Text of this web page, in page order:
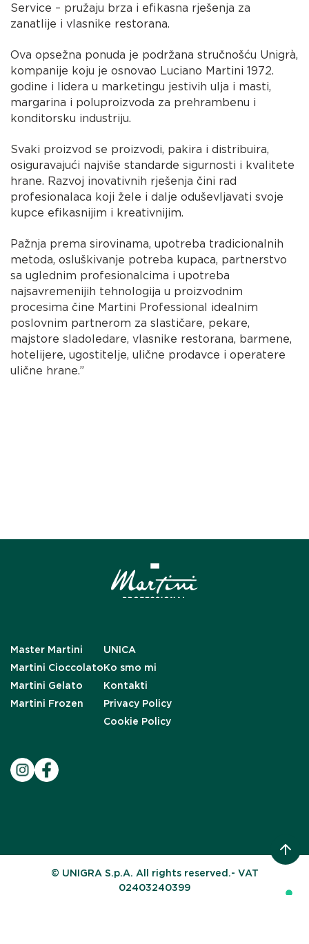
Service – pružaju brza i efikasna rješenja za
zanatlije i vlasnike restorana.
Ova opsežna ponuda je podržana stručnošću Unigrà,
kompanije koju je osnovao Luciano Martini 1972.
godine i lidera u marketingu jestivih ulja i masti,
margarina i poluproizvoda za prehrambenu i
konditorsku industriju.
Svaki proizvod se proizvodi, pakira i distribuira,
osiguravajući najviše standarde sigurnosti i kvalitete
hrane. Razvoj inovativnih rješenja čini rad
profesionalaca koji žele i dalje oduševljavati svoje
kupce efikasnijim i kreativnijim.
Pažnja prema sirovinama, upotreba tradicionalnih
metoda, osluškivanje potreba kupaca, partnerstvo
sa uglednim profesionalcima i upotreba
najsavremenijih tehnologija u proizvodnim
procesima čine Martini Professional idealnim
poslovnim partnerom za slastičare, pekare,
majstore sladoledare, vlasnike restorana, barmene,
hotelijere, ugostitelje, ulične prodavce i operatere
ulične hrane.”
Master Martini
Martini Cioccolato
Martini Gelato
Martini Frozen
UNICA
Ko smo mi
Kontakti
Privacy Policy
Cookie Policy
© UNIGRA S.p.A. All rights reserved.- VAT
02403240399